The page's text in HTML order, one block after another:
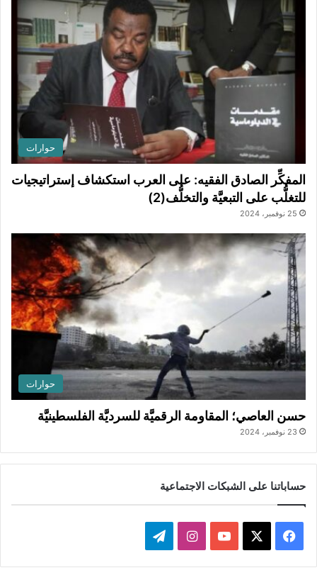
حوارات
المفكِّر الصادق الفقيه: على العرب استكشاف إستراتيجيات
للتغلُّب على التبعيَّة والتخلُّف(2)
25 نوفمبر، 2024
حوارات
حسن العاصي؛ المقاومة الرقميَّة للسرديَّة الفلسطينيَّة
23 نوفمبر، 2024
حساباتنا على الشبكات الاجتماعية
ي
X
Y
ن
ي